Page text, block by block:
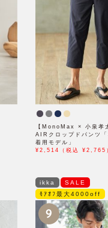
【MonoMax × 小泉孝
AIRクロップドパンツ「
着用モデル」
¥2,514（税込 ¥2,765
ikka
SALE
ﾓｱｵﾌ最大4000off
9